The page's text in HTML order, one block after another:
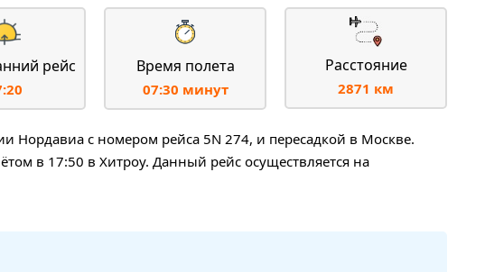
рейс Время полета
07:30 минут
Расстояние
2871 км
с номером рейса 5N 274, и пересадкой в Москве.
в 17:50 в Хитроу. Данный рейс осуществляется на